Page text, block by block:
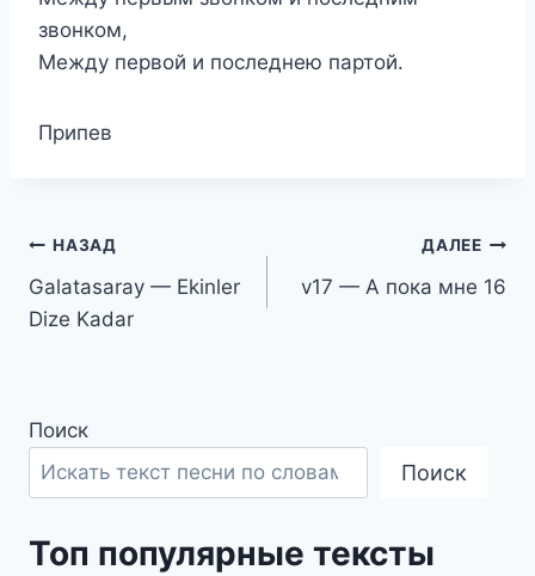
звонком,
Между первой и последнею партой.
Припев
Навигация
по
НАЗАД
Galatasaray — Ekinler
Dize Kadar
ДАЛЕЕ
v17 — А пока мне 16
Поиск
Поиск
Топ популярные тексты